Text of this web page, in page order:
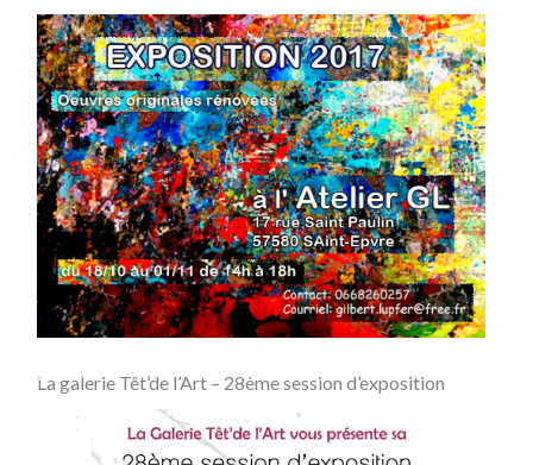
La galerie Têt’de l’Art – 28ème session d’exposition